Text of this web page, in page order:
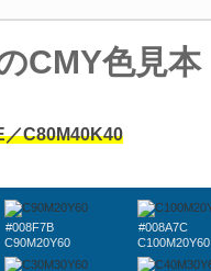
CMY色見本
／C80M40K40
#008F7B
C90M20Y60
#008A7C
C100M20Y60